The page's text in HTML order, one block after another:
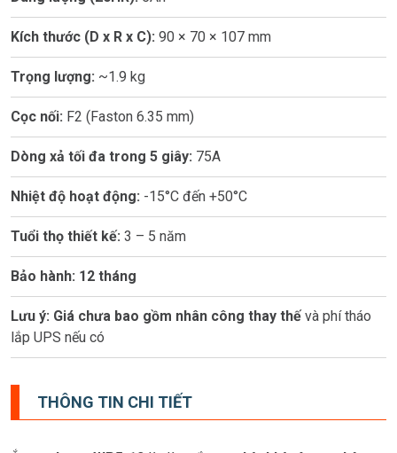
Kích thước (D x R x C): 90 × 70 × 107 mm
Trọng lượng: ~1.9 kg
Cọc nối: F2 (Faston 6.35 mm)
Dòng xả tối đa trong 5 giây: 75A
Nhiệt độ hoạt động: -15°C đến +50°C
Tuổi thọ thiết kế: 3 – 5 năm
Bảo hành: 12 tháng
Lưu ý: Giá chưa bao gồm nhân công thay thếvà phí tháo
lắp UPS nếu có
THÔNG TIN CHI TIẾT